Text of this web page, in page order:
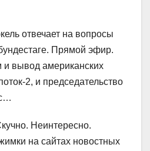
отвечает на вопросы
Прямой эфир.
вывод американских
2, и председательство
Неинтересно.
на сайтах новостных